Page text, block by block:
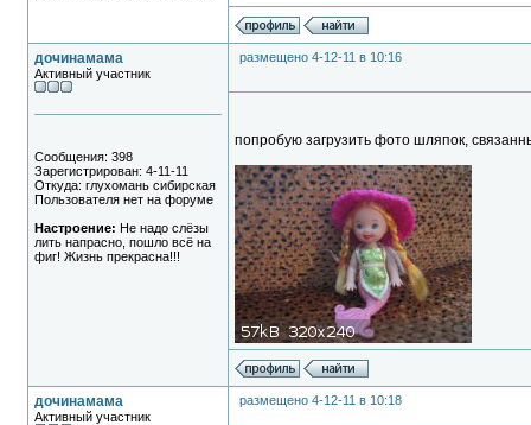
дочинамама
Активный участник
Сообщения: 398
Зарегистрирован: 4-11-11
Откуда: глухомань сибирская
Пользователя нет на форуме
Настроение: Не надо слёзы
лить напрасно, пошло всё на
фиг! Жизнь прекрасна!!!
размещено 4-12-11 в 10:16
попробую загрузить фото шляпок,
дочинамама
Активный участник
размещено 4-12-11 в 10:18